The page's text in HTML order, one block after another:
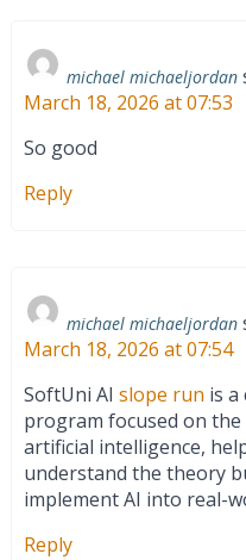
michael michaeljordan
March 18, 2026 at 07:53
So good
Reply
michael michaeljordan
March 18, 2026 at 07:54
SoftUni AI slope run is
program focused on
artificial intelligence,
understand the theory
implement AI into real-
Reply